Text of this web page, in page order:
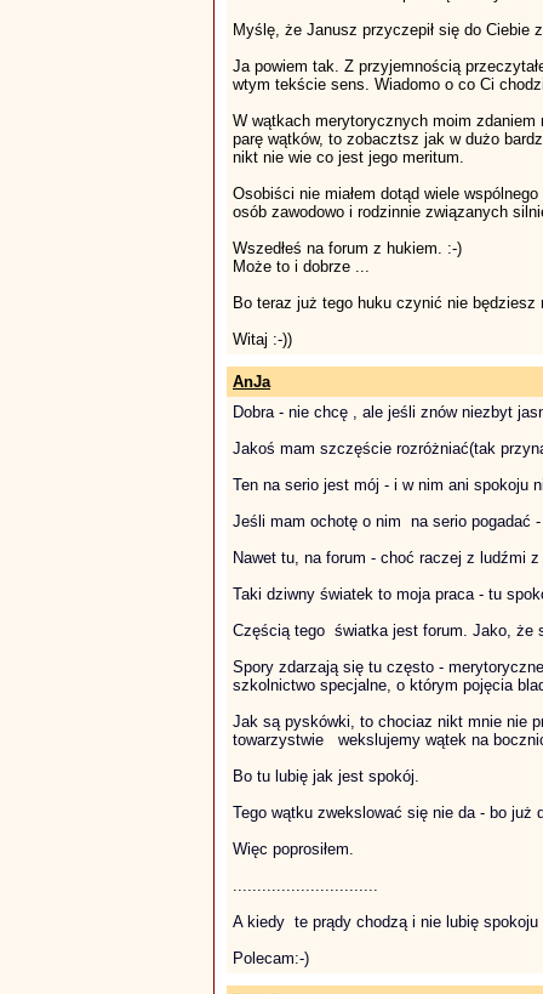
Myślę, że Janusz przyczepił się do Ciebie
Ja powiem tak. Z przyjemnością
wtym tekście sens. Wiadomo o co Ci
W wątkach merytorycznych moim
parę wątków, to zobacztsz jak w dużo
nikt nie wie co jest jego meritum.
Osobiści nie miałem dotąd wiele
osób zawodowo i rodzinnie związanych
Wszedłeś na forum z hukiem. :-)
Może to i dobrze ...
Bo teraz już tego huku czynić nie
Witaj :-))
AnJa
Dobra - nie chcę , ale jeśli znów niezbyt
Jakoś mam szczęście rozróżniać(tak
Ten na serio jest mój - i w nim ani spokoju
Jeśli mam ochotę o nim na serio pogadać
Nawet tu, na forum - choć raczej z ludźmi
Taki dziwny światek to moja praca - tu
Częścią tego światka jest forum. Jako, że
Spory zdarzają się tu często -
szkolnictwo specjalne, o którym pojęcia
Jak są pyskówki, to chociaz nikt mnie nie
towarzystwie wekslujemy wątek na
Bo tu lubię jak jest spokój.
Tego wątku zwekslować się nie da - bo już
Więc poprosiłem.
..............................
A kiedy te prądy chodzą i nie lubię
Polecam:-)